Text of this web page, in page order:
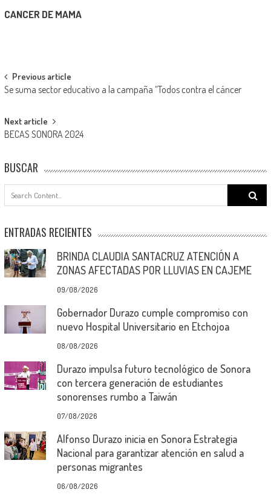
CANCER DE MAMA
Post
navigation
Previous article
Se suma sector educativo a la campaña “Todos contra el cáncer
Next article
BECAS SONORA 2024
BUSCAR
Search
for:
ENTRADAS RECIENTES
BRINDA CLAUDIA SANTACRUZ ATENCIÓN A
ZONAS AFECTADAS POR LLUVIAS EN CAJEME
09/08/2026
Gobernador Durazo cumple compromiso con
nuevo Hospital Universitario en Etchojoa
08/08/2026
Durazo impulsa futuro tecnológico de Sonora
con tercera generación de estudiantes
sonorenses rumbo a Taiwán
07/08/2026
Alfonso Durazo inicia en Sonora Estrategia
Nacional para garantizar atención en salud a
personas migrantes
06/08/2026